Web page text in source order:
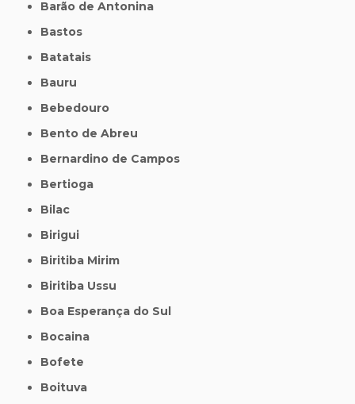
Barão de Antonina
Bastos
Batatais
Bauru
Bebedouro
Bento de Abreu
Bernardino de Campos
Bertioga
Bilac
Birigui
Biritiba Mirim
Biritiba Ussu
Boa Esperança do Sul
Bocaina
Bofete
Boituva